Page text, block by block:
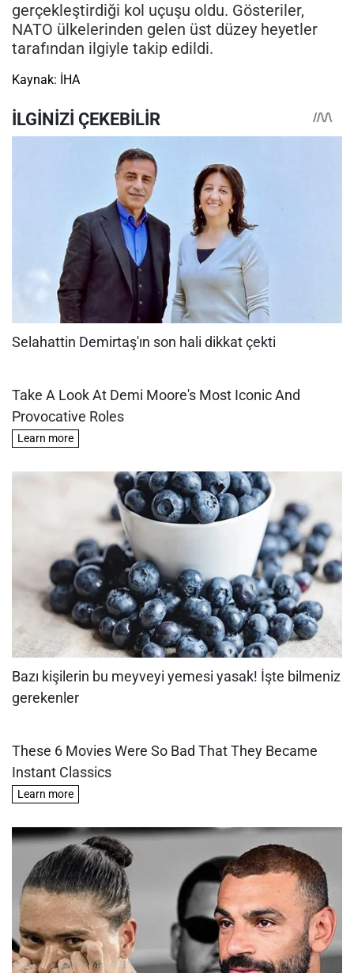
gerçekleştirdiği kol uçuşu oldu. Gösteriler,
NATO ülkelerinden gelen üst düzey heyetler
tarafından ilgiyle takip edildi.
Kaynak: İHA